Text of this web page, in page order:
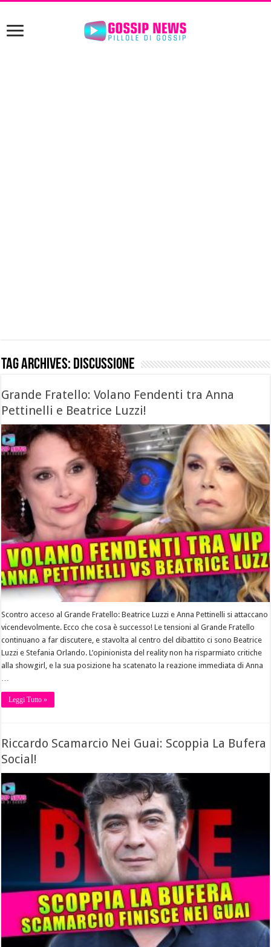
Tag Archives: discussione
Grande Fratello: Volano Fendenti tra Anna
Pettinelli e Beatrice Luzzi!
Scontro acceso al Grande Fratello: Beatrice Luzzi e Anna Pettinelli si attaccano
vicendevolmente. Ecco che cosa è successo! Le tensioni al Grande Fratello
continuano a far discutere, e stavolta al centro del dibattito ci sono Beatrice
Luzzi e Stefania Orlando. L’opinionista del reality non ha risparmiato critiche
alla showgirl, e la sua posizione ha scatenato la reazione immediata di Anna
…
Leggi Tutto »
Riccardo Scamarcio Nei Guai: Scoppia La Bufera
Social!